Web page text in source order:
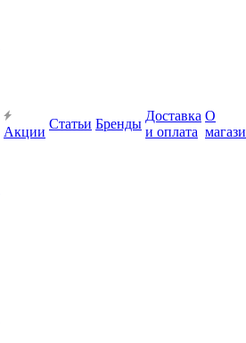
Акции
Статьи Бренды
Доставка
и оплата
О